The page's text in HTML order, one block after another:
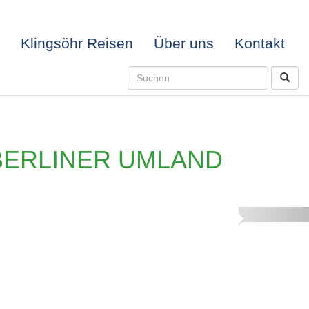
Klingsöhr Reisen Über uns Kontakt
Next
UMLAND